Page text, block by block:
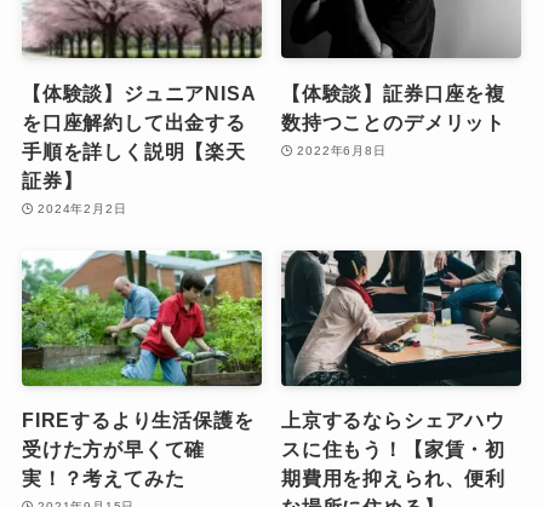
【体験談】ジュニアNISA
を口座解約して出金する
手順を詳しく説明【楽天
証券】
2024年2月2日
【体験談】証券口座を複
数持つことのデメリット
2022年6月8日
FIREするより生活保護を
受けた方が早くて確
実！？考えてみた
上京するならシェアハウ
スに住もう！【家賃・初
期費用を抑えられ、便利